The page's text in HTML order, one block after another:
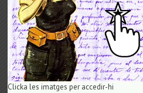
Clicka les imatges per accedir-hi